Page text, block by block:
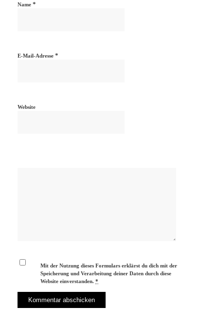
Name *
E-Mail-Adresse *
Website
Mit der Nutzung dieses Formulars erklärst du dich mit der
Speicherung und Verarbeitung deiner Daten durch diese
Website einverstanden.*